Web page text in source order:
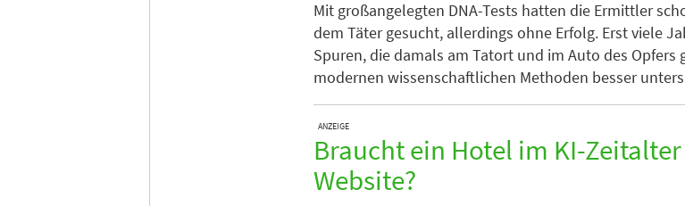
Mit großangelegten DNA-Tests hatten die Ermittler
dem Täter gesucht, allerdings ohne Erfolg. Erst viele
Spuren, die damals am Tatort und im Auto des
modernen wissenschaftlichen Methoden besser
ANZEIGE
Braucht ein Hotel im KI-
Website?